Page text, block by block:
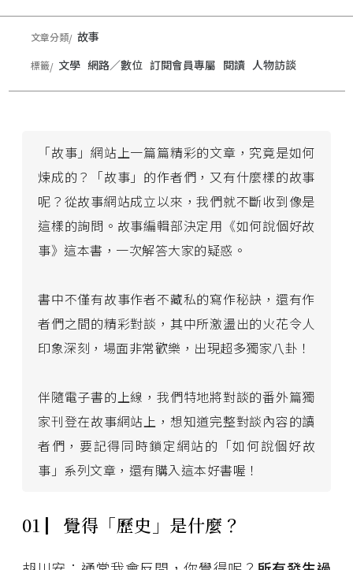
「故事」網站上一篇篇精彩的文章，究竟是如何
煉成的？「故事」的作者們，又有什麼樣的故事
呢？從故事網站成立以來，我們就不斷收到像是
這樣的詢問。故事編輯部決定用《如何說個好故
事》這本書，一次解答大家的疑惑。
書中不僅有故事作者不藏私的寫作秘訣，還有作
者們之間的精彩對談，其中所激盪出的火花令人
印象深刻，場面非常歡樂，出現超多獨家八卦！
伴隨電子書的上線，我們特地將對談的番外篇獨
家刊登在故事網站上，想知道完整對談內容的讀
者們，要記得同時鎖定網站的「如何說個好故
事」系列文章，還有購入這本好書喔！
01 ▏ 覺得「歷史」是什麼？
文章分類 故事
標籤 文學 網路／數位 訂閱會員專屬 閱讀 人物訪談